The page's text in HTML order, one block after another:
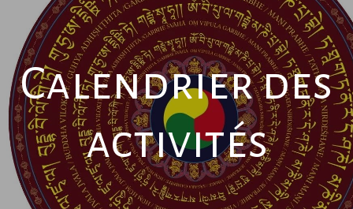
Calendrier des
activités